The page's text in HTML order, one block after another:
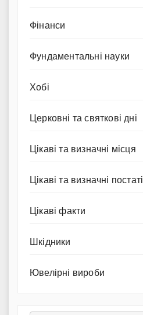
Фінанси
Фундаментальні науки
Хобі
Церковні та святкові дні
Цікаві та визначні місця
Цікаві та визначні постаті
Цікаві факти
Шкідники
Ювелірні вироби